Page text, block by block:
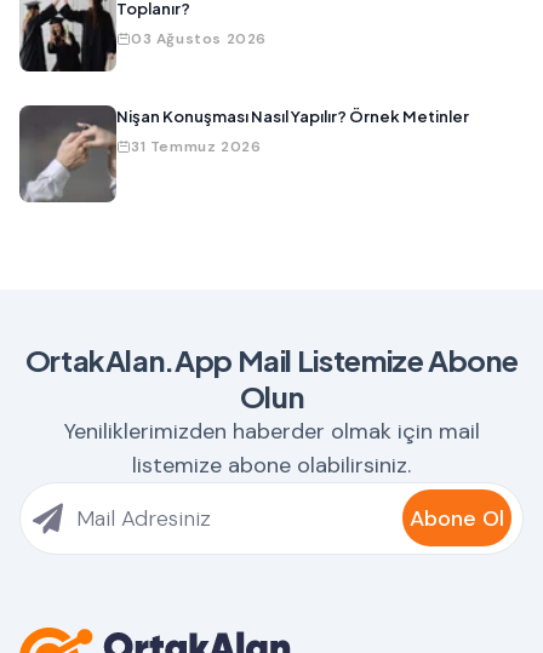
Toplanır?
03 Ağustos 2026
Nişan Konuşması Nasıl Yapılır? Örnek Metinler
31 Temmuz 2026
OrtakAlan.App Mail Listemize Abone
Olun
Yeniliklerimizden haberder olmak için mail
listemize abone olabilirsiniz.
Abone Ol